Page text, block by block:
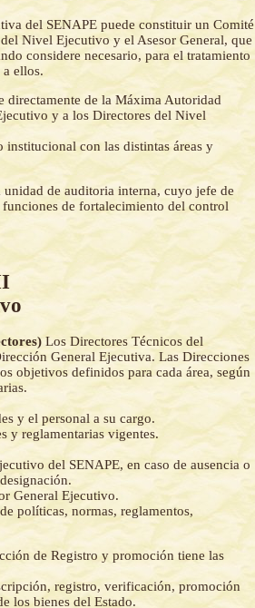
del SENAPE puede constituir un Comité
Nivel Ejecutivo y el Asesor General, que
considere necesario, para el tratamiento
ellos.
directamente de la Máxima Autoridad
y a los Directores del Nivel
con las distintas áreas y
de auditoria interna, cuyo jefe de
de fortalecimiento del control
Los Directores Técnicos del
General Ejecutiva. Las Direcciones
objetivos definidos para cada área, según
y el personal a su cargo.
y reglamentarias vigentes.
del SENAPE, en caso de ausencia o
General Ejecutivo.
políticas, normas, reglamentos,
de Registro y promoción tiene las
registro, verificación, promoción
los bienes del Estado.